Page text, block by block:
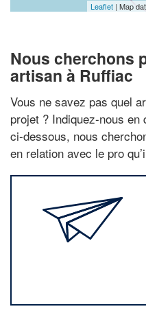
Leaflet | Map
Nous cherchons
artisan à Ruffiac
Vous ne savez pas quel
projet ? Indiquez-nous
ci-dessous, nous
en relation avec le pro